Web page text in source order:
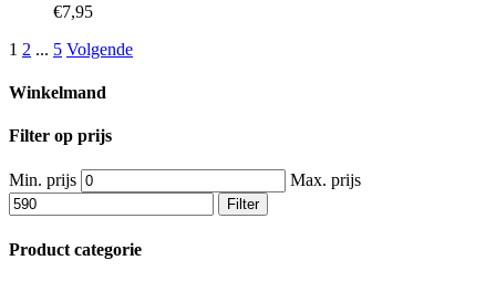
€7,95
1 2 ... 5 Volgende
Winkelmand
Filter op prijs
Min. prijs Max. prijs
Filter
Product categorie